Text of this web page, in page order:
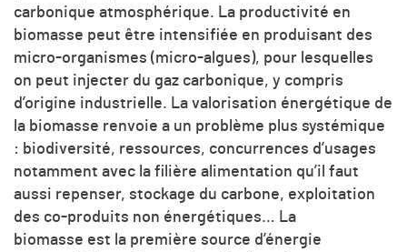
carbonique atmosphérique. La productivité en
biomasse peut être intensifiée en produisant des
micro-organismes (micro-algues), pour lesquelles
on peut injecter du gaz carbonique, y compris
d’origine industrielle. La valorisation énergétique de
la biomasse renvoie a un problème plus systémique
: biodiversité, ressources, concurrences d’usages
notamment avec la filière alimentation qu’il faut
aussi repenser, stockage du carbone, exploitation
des co-produits non énergétiques… La
biomasse est la première source d’énergie